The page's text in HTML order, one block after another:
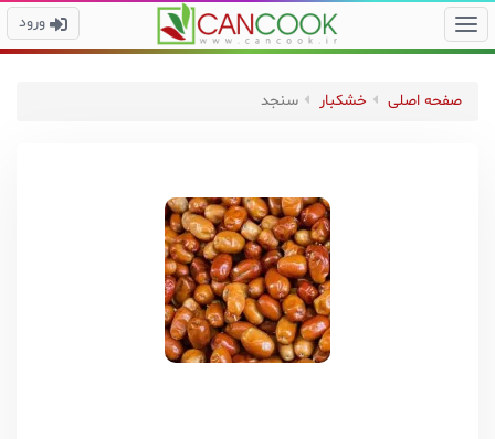
ورود
صفحه اصلی خشکبار سنجد